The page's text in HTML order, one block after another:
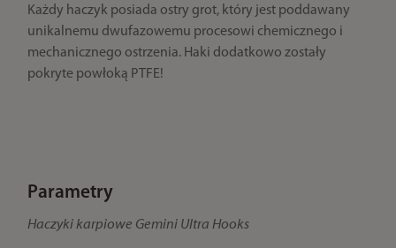
Każdy haczyk posiada ostry grot, który jest poddawany
unikalnemu dwufazowemu procesowi chemicznego i
mechanicznego ostrzenia. Haki dodatkowo zostały
pokryte powłoką PTFE!
Parametry
Haczyki karpiowe Gemini Ultra Hooks